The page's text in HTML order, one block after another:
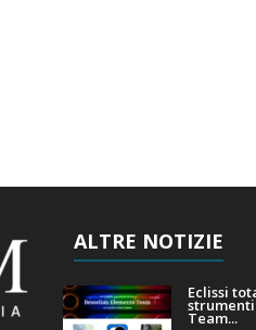
ALTRE NOTIZIE
Eclissi
Team...